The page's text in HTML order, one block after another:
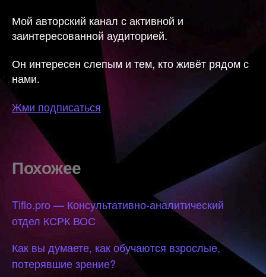
Мой авторский канал с активной и
заинтересованной аудиторией.
Он интересен слепым и тем, кто живёт рядом с
нами.
Жми подписаться
Похожее
Tiflo.pro — Консультативно-аналитический
отдел КСРК ВОС
Как вы думаете, как обучаются взрослые,
потерявшие зрение?